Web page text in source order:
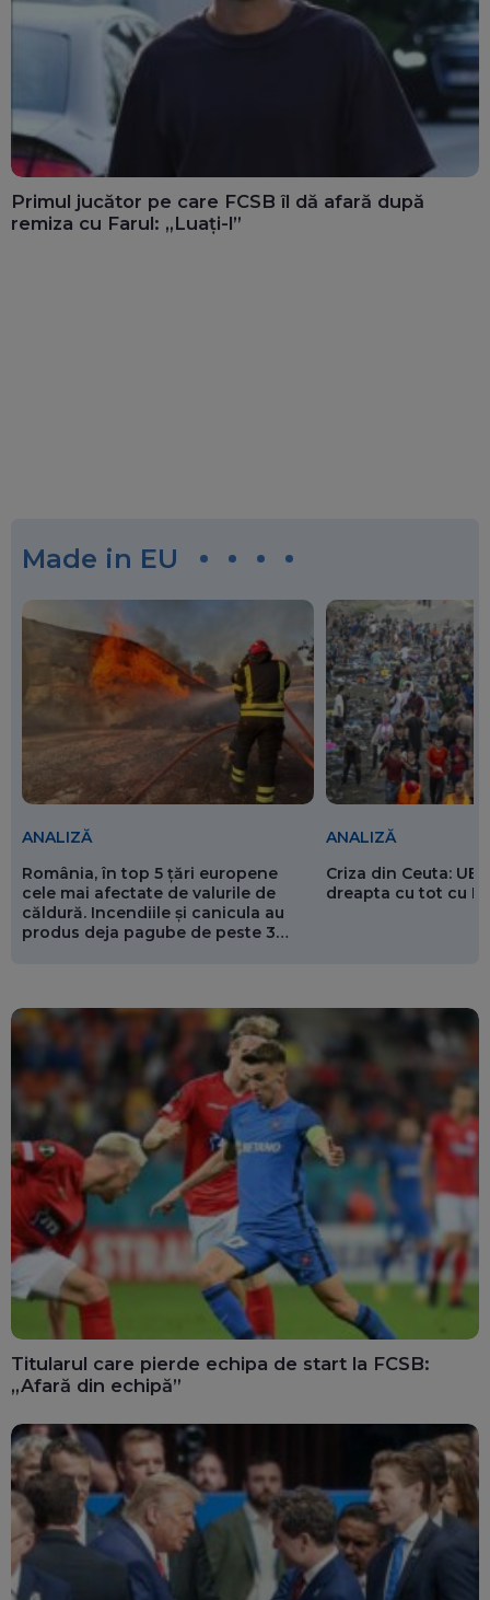
Primul jucător pe care FCSB îl dă afară după
remiza cu Farul: „Luați-l”
Made in EU
ANALIZĂ
România, în top 5 țări europene
cele mai afectate de valurile de
căldură. Incendiile și canicula au
produs deja pagube de peste 3
ANALIZĂ
Criza din Ceuta: UE
dreapta cu tot cu
Titularul care pierde echipa de start la FCSB:
„Afară din echipă”